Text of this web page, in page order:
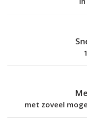
met zoveel